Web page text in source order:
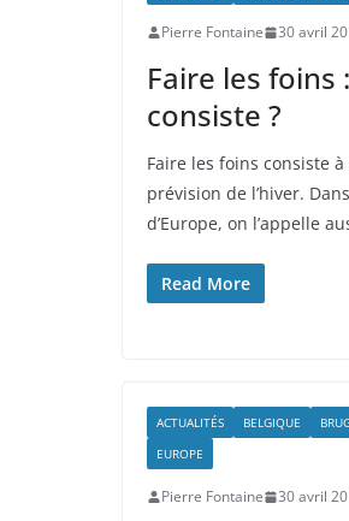
Pierre Fontaine 30 avril
Faire les foins
consiste ?
Faire les foins consiste
prévision de l’hiver.
d’Europe, on l’appelle
Read More
ACTUALITÉS BELGIQUE
EUROPE
Pierre Fontaine 30 avril